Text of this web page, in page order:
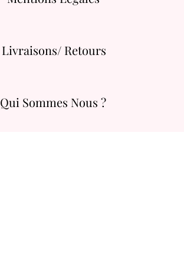
Livraisons/ Retours
Qui Sommes Nous ?